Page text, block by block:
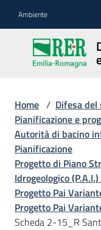
Ambiente
Difesa
del
suolo,
Pianificazione
e
programmazione
Home / Difesa del
Pianificazione e
Autorità di bacino
Pianificazione
Progetto di Piano
Idrogeologico
Progetto Pai
Progetto Pai
Scheda 2-15_R